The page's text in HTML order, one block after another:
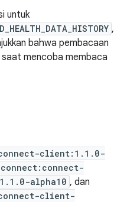
untuk
,
bahwa pembacaan
saat mencoba membaca
client:1.1.0-
alpha10 , dan
client-